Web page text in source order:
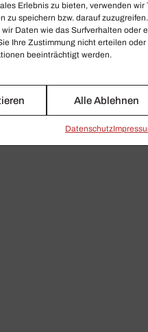
Erlebnis zu bieten, verwenden
zu speichern bzw. darauf
Daten wie das Surfverhalten oder
Ihre Zustimmung nicht erteilen
beeinträchtigt werden.
Alle Ablehnen
Daten­schutz